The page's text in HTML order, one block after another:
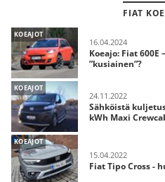
FIAT
KOEAJOT
16.04.2024
Koeajo: Fiat
”kusiainen”?
KOEAJOT
24.11.2022
Sähköistä
kWh Maxi
KOEAJOT
15.04.2022
Fiat Tipo Cross -